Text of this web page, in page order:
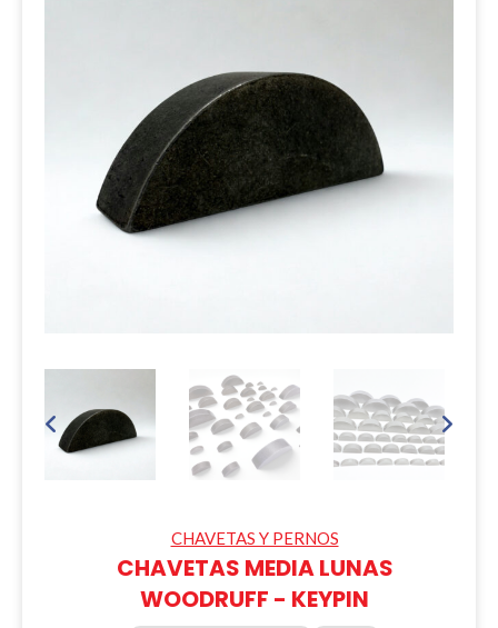
CHAVETAS Y PERNOS
CHAVETAS MEDIA LUNAS
WOODRUFF - KEYPIN